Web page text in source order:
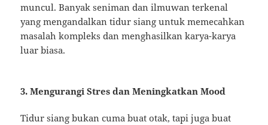
muncul. Banyak seniman dan ilmuwan terkenal
yang mengandalkan tidur siang untuk memecahkan
masalah kompleks dan menghasilkan karya-karya
luar biasa.
3. Mengurangi Stres dan Meningkatkan Mood
Tidur siang bukan cuma buat otak, tapi juga buat